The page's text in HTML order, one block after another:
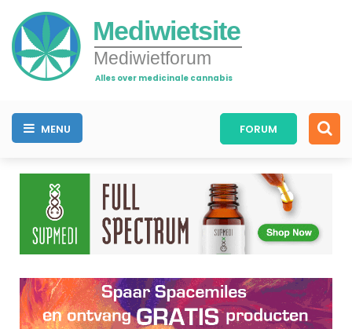
Mediwietsite
Mediwietforum
Alles over medicinale cannabis
MENU FORUM